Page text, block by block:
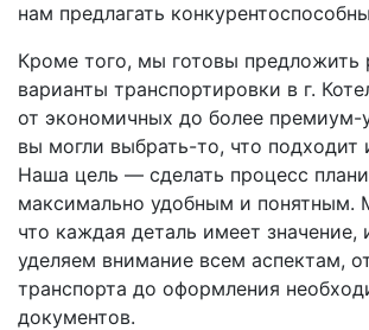
нам предлагать
Кроме того, мы готовы предложить
варианты транспортировки в г.
от экономичных до более премиум-
вы могли выбрать-то, что подходит
Наша цель — сделать процесс
максимально удобным и понятным.
что каждая деталь имеет значение,
уделяем внимание всем аспектам,
транспорта до оформления
документов.